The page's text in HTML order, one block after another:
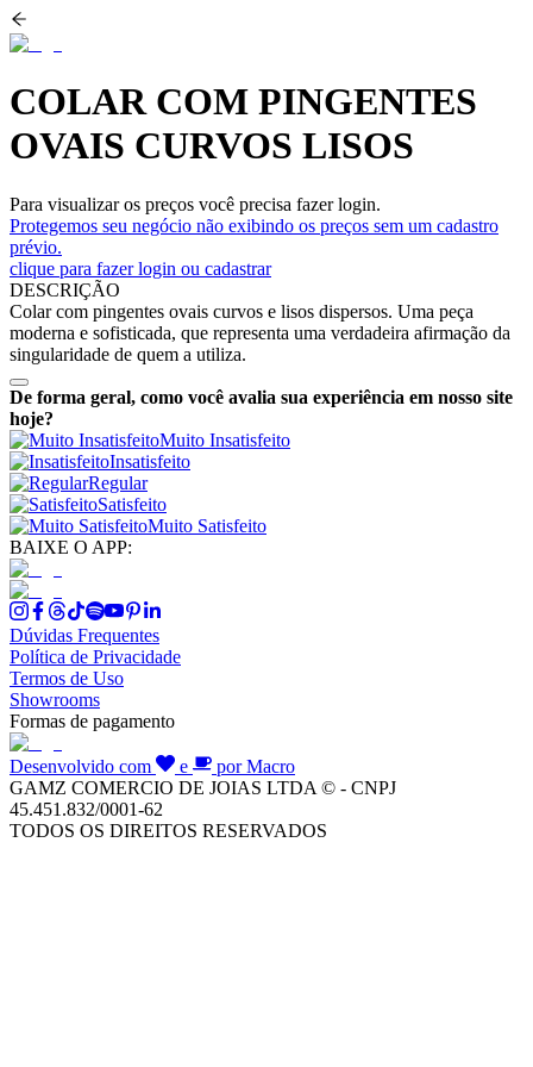
COLAR COM PINGENTES
OVAIS CURVOS LISOS
Para visualizar os preços você precisa fazer login.
Protegemos seu negócio não exibindo os preços sem um cadastro
prévio.
clique para fazer login ou cadastrar
DESCRIÇÃO
Colar com pingentes ovais curvos e lisos dispersos. Uma peça
moderna e sofisticada, que representa uma verdadeira afirmação da
singularidade de quem a utiliza.
De forma geral, como você avalia sua experiência em nosso site
hoje?
Muito Insatisfeito
Insatisfeito
Regular
Satisfeito
Muito Satisfeito
BAIXE O APP:
Dúvidas Frequentes
Política de Privacidade
Termos de Uso
Showrooms
Formas de pagamento
Desenvolvido com e
por Macro
GAMZ COMERCIO DE JOIAS LTDA © - CNPJ
45.451.832/0001-62
TODOS OS DIREITOS RESERVADOS